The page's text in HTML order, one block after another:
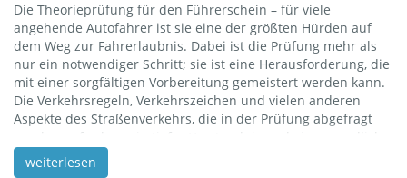
Die Theorieprüfung für den Führerschein – für viele
angehende Autofahrer ist sie eine der größten Hürden auf
dem Weg zur Fahrerlaubnis. Dabei ist die Prüfung mehr als
nur ein notwendiger Schritt; sie ist eine Herausforderung, die
mit einer sorgfältigen Vorbereitung gemeistert werden kann.
Die Verkehrsregeln, Verkehrszeichen und vielen anderen
Aspekte des Straßenverkehrs, die in der Prüfung abgefragt
werden, erfordern ein tiefes Verständnis und eine gründliche
Vorbereitung. Aber keine Sorge, mit den richtigen Strategien
und einem strukturierten Ansatz können Sie nicht nur
weiterlesen